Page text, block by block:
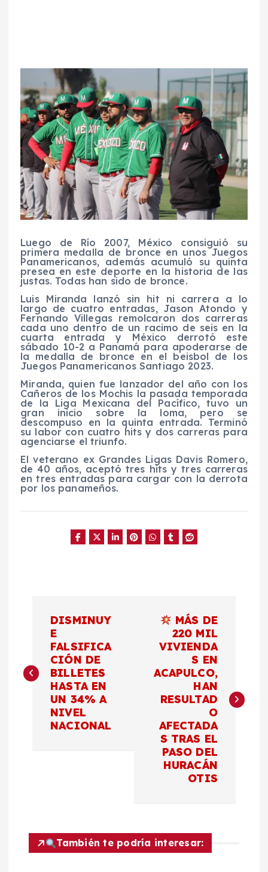
Luego de Río 2007, México consiguió su
primera medalla de bronce en unos Juegos
Panamericanos, además acumuló su quinta
presea en este deporte en la historia de las
justas. Todas han sido de bronce.
Luis Miranda lanzó sin hit ni carrera a lo
largo de cuatro entradas, Jason Atondo y
Fernando Villegas remolcaron dos carreras
cada uno dentro de un racimo de seis en la
cuarta entrada y México derrotó este
sábado 10-2 a Panamá para apoderarse de
la medalla de bronce en el beisbol de los
Juegos Panamericanos Santiago 2023.
Miranda, quien fue lanzador del año con los
Cañeros de los Mochis la pasada temporada
de la Liga Mexicana del Pacífico, tuvo un
gran inicio sobre la loma, pero se
descompuso en la quinta entrada. Terminó
su labor con cuatro hits y dos carreras para
agenciarse el triunfo.
El veterano ex Grandes Ligas Davis Romero,
de 40 años, aceptó tres hits y tres carreras
en tres entradas para cargar con la derrota
por los panameños.
v
ó
DISMINUY
E
FALSIFICA
CIÓN DE
BILLETES
HASTA EN
UN 34% A
NIVEL
NACIONAL
MÁS DE
220 MIL
VIVIENDA
S EN
ACAPULCO,
HAN
RESULTAD
O
AFECTADA
S TRAS EL
PASO DEL
HURACÁN
OTIS
También te podría interesar: